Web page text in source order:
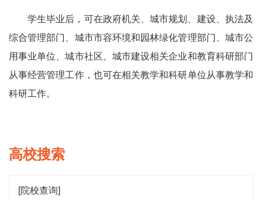
学生毕业后，可在政府机关、城市规划、建设、执法及
综合管理部门、城市市容环境和园林绿化管理部门、城市公
用事业单位、城市社区、城市建设相关企业和教育科研部门
从事经营管理工作，也可在相关教学和科研单位从事教学和
科研工作。
高校搜索
[院校查询]